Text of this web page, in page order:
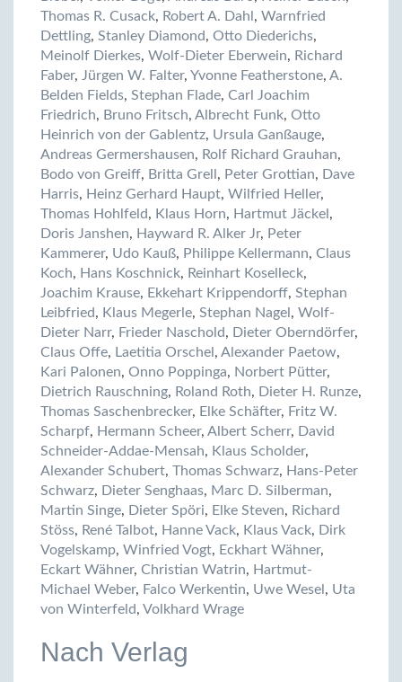
Thomas R. Cusack, Robert A. Dahl , Warnfried
Dettling, Stanley Diamond, Otto Diederichs,
Meinolf Dierkes, Wolf-Dieter Eberwein, Richard
Faber, Jürgen W. Falter, Yvonne Featherstone, A.
Belden Fields, Stephan Flade, Carl Joachim
Friedrich, Bruno Fritsch, Albrecht Funk, Otto
Heinrich von der Gablentz, Ursula Ganßauge,
Andreas Germershausen, Rolf Richard Grauhan,
Bodo von Greiff, Britta Grell , Peter Grottian, Dave
Harris, Heinz Gerhard Haupt, Wilfried Heller,
Thomas Hohlfeld, Klaus Horn, Hartmut Jäckel ,
Doris Janshen, Hayward R. Alker Jr, Peter
Kammerer, Udo Kauß, Philippe Kellermann, Claus
Koch, Hans Koschnick, Reinhart Koselleck,
Joachim Krause, Ekkehart Krippendorff, Stephan
Leibfried, Klaus Megerle, Stephan Nagel , Wolf-
Dieter Narr, Frieder Naschold, Dieter Oberndörfer,
Claus Offe, Laetitia Orschel , Alexander Paetow,
Kari Palonen, Onno Poppinga, Norbert Pütter,
Dietrich Rauschning, Roland Roth, Dieter H. Runze,
Thomas Saschenbrecker, Elke Schäfter, Fritz W.
Scharpf, Hermann Scheer, Albert Scherr, David
Schneider-Addae-Mensah, Klaus Scholder,
Alexander Schubert, Thomas Schwarz, Hans-Peter
Schwarz, Dieter Senghaas, Marc D. Silberman,
Martin Singe, Dieter Spöri, Elke Steven, Richard
Stöss, René Talbot, Hanne Vack, Klaus Vack, Dirk
Vogelskamp, Winfried Vogt, Eckhart Wähner,
Eckart Wähner, Christian Watrin, Hartmut-
Michael Weber, Falco Werkentin, Uwe Wesel , Uta
von Winterfeld, Volkhard Wrage
Nach Verlag